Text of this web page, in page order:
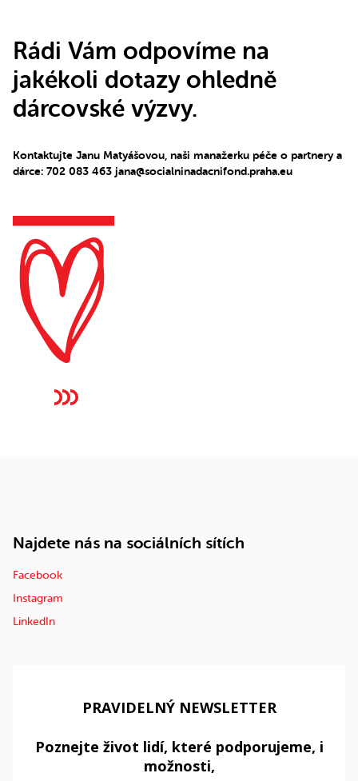
Rádi Vám odpovíme na
jakékoli dotazy ohledně
dárcovské výzvy.
Kontaktujte Janu Matyášovou, naši manažerku péče o partnery a
dárce: 702 083 463 jana@socialninadacnifond.praha.eu
Najdete nás na sociálních sítích
Facebook
Instagram
LinkedIn
PRAVIDELNÝ NEWSLETTER
Poznejte život lidí, které podporujeme, i
možnosti,